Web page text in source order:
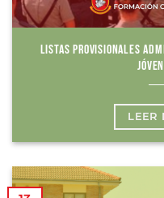
LISTAS PROVISIONALES
LEER